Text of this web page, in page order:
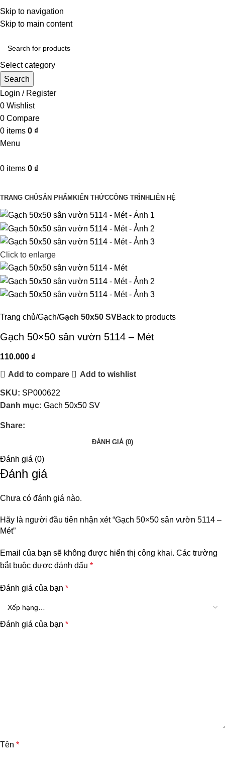
Skip to navigation
Skip to main content
Một uy tín - triệu niềm tin
Hotline : 0346394639 - 0973332499
Select category
Search
Login / Register
0 Wishlist
0 Compare
0 items 0 ₫
Menu
0 items 0 ₫
TRANG CHỦSẢN PHẨM KIẾN THỨCCÔNG TRÌNH LIÊN HỆ
Click to enlarge
Trang chủ Gạch Gạch 50x50 SVBack to products
Gạch 50×50 sân vườn 5114 – Mét
110.000 ₫
Add to compare Add to wishlist
SKU: SP000622
Danh mục: Gạch 50x50 SV
Share:
ĐÁNH GIÁ (0)
Đánh giá (0)
Đánh giá
Chưa có đánh giá nào.
Hãy là người đầu tiên nhận xét “Gạch 50×50 sân vườn 5114 –
Mét”
Email của bạn sẽ không được hiển thị công khai. Các trường
bắt buộc được đánh dấu *
Đánh giá của bạn *
Đánh giá của bạn *
Tên *